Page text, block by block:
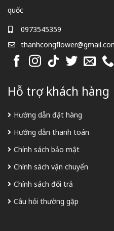
quốc
0973545359
Hỗ trợ khách hàng
Hướng dẫn đặt hàng
Hướng dẫn thanh toán
Chính sách bảo mật
Chính sách vận chuyển
Chính sách đổi trả
Câu hỏi thường gặp